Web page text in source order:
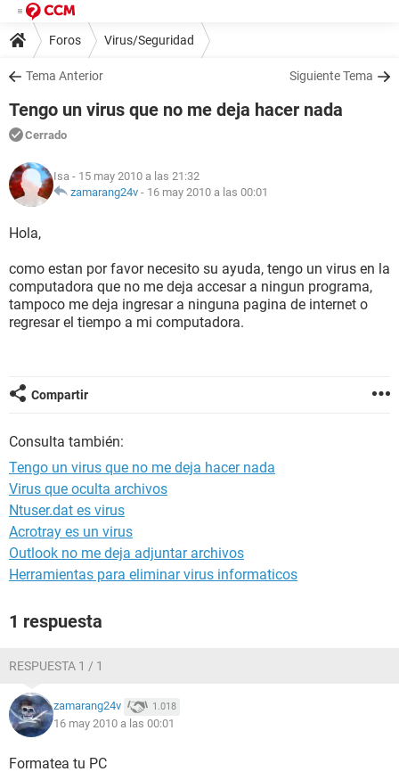
Foros Virus/Seguridad
Tema Anterior Siguiente Tema
Tengo un virus que no me deja hacer nada
Cerrado
Isa - 15 may 2010 a las 21:32
zamarang24v - 16 may 2010 a las 00:01
Hola,
como estan por favor necesito su ayuda, tengo un virus en la
computadora que no me deja accesar a ningun programa,
tampoco me deja ingresar a ninguna pagina de internet o
regresar el tiempo a mi computadora.
Compartir
Consulta también:
Tengo un virus que no me deja hacer nada
Virus que oculta archivos
Ntuser.dat es virus
Acrotray es un virus
Outlook no me deja adjuntar archivos
Herramientas para eliminar virus informaticos
1 respuesta
RESPUESTA 1 / 1
zamarang24v 1.018
16 may 2010 a las 00:01
Formatea tu PC